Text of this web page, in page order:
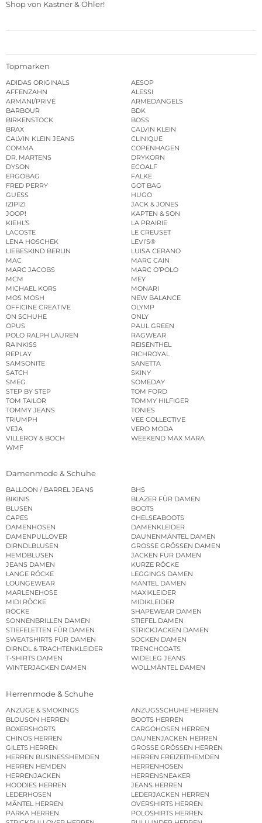
Shop von Kastner & Öhler!
Topmarken
ADIDAS ORIGINALS
AESOP
AFFENZAHN
ALESSI
ARMANI/PRIVÉ
ARMEDANGELS
BARBOUR
BDK
BIRKENSTOCK
BOSS
BRAX
CALVIN KLEIN
CALVIN KLEIN JEANS
CLINIQUE
COMMA
COPENHAGEN
DR. MARTENS
DRYKORN
DYSON
ECOALF
ERGOBAG
FALKE
FRED PERRY
GOT BAG
GUESS
HUGO
IZIPIZI
JACK & JONES
JOOP!
KAPTEN & SON
KIEHL’S
LA PRAIRIE
LACOSTE
LE CREUSET
LENA HOSCHEK
LEVI’S®
LIEBESKIND BERLIN
LUISA CERANO
MAC
MARC CAIN
MARC JACOBS
MARC O’POLO
MCM
MEY
MICHAEL KORS
MONARI
MOS MOSH
NEW BALANCE
OFFICINE CREATIVE
OLYMP
ON SCHUHE
ONLY
OPUS
PAUL GREEN
POLO RALPH LAUREN
RAGWEAR
RAINKISS
REISENTHEL
REPLAY
RICHROYAL
SAMSONITE
SANETTA
SATCH
SKINY
SMEG
SOMEDAY
STEP BY STEP
TOM FORD
TOM TAILOR
TOMMY HILFIGER
TOMMY JEANS
TONIES
TRIUMPH
VEE COLLECTIVE
VEJA
VERO MODA
VILLEROY & BOCH
WEEKEND MAX MARA
WMF
Damenmode & Schuhe
BALLOON / BARREL JEANS
BHS
BIKINIS
BLAZER FÜR DAMEN
BLUSEN
BOOTS
CAPES
CHELSEABOOTS
DAMENHOSEN
DAMENKLEIDER
DAMENPULLOVER
DAUNENMÄNTEL DAMEN
DIRNDLBLUSEN
GROSSE GRÖSSEN DAMEN
HEMDBLUSEN
JACKEN FÜR DAMEN
JEANS DAMEN
KURZE RÖCKE
LANGE RÖCKE
LEGGINGS DAMEN
LOUNGEWEAR
MÄNTEL DAMEN
MARLENEHOSE
MAXIKLEIDER
MIDI RÖCKE
MIDIKLEIDER
RÖCKE
SHAPEWEAR DAMEN
SONNENBRILLEN DAMEN
STIEFEL DAMEN
STIEFELETTEN FÜR DAMEN
STRICKJACKEN DAMEN
SWEATSHIRTS FÜR DAMEN
SOCKEN DAMEN
DIRNDL & TRACHTENKLEIDER
TRENCHCOATS
T-SHIRTS DAMEN
WIDELEG JEANS
WINTERJACKEN DAMEN
WOLLMÄNTEL DAMEN
Herrenmode & Schuhe
ANZÜGE & SMOKINGS
ANZUGSSCHUHE HERREN
BLOUSON HERREN
BOOTS HERREN
BOXERSHORTS
CARGOHOSEN HERREN
CHINOS HERREN
DAUNENJACKEN HERREN
GILETS HERREN
GROSSE GRÖSSEN HERREN
HERREN BUSINESSHEMDEN
HERREN FREIZEITHEMDEN
HERREN HEMDEN
HERRENHOSEN
HERRENJACKEN
HERRENSNEAKER
HOODIES HERREN
JEANS HERREN
LEDERHOSEN
LEDERJACKEN HERREN
MÄNTEL HERREN
OVERSHIRTS HERREN
PARKA HERREN
POLOSHIRTS HERREN